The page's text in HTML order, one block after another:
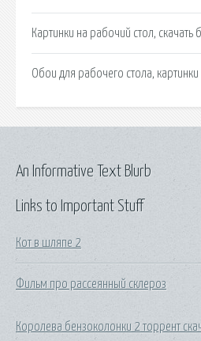
Картинки на рабочий стол, скачать
Обои для рабочего стола, картинки
Links to Important Stuff
Кот в шляпе 2
Фильм про рассеянный склероз
Королева бензоколонки 2 торрент
An Informative Text Blurb